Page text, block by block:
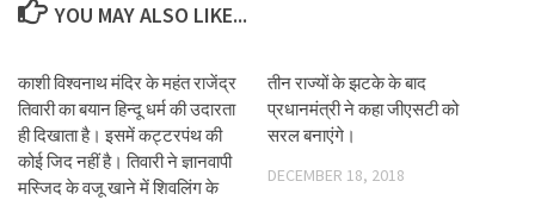
YOU MAY ALSO LIKE...
काशी विश्वनाथ मंदिर के महंत राजेंद्र
तिवारी का बयान हिन्दू धर्म की उदारता
ही दिखाता है। इसमें कट्टरपंथ की
कोई जिद नहीं है। तिवारी ने ज्ञानवापी
मस्जिद के वजू खाने में शिवलिंग के
तीन राज्यों के झटके के बाद
प्रधानमंत्री ने कहा जीएसटी को
सरल बनाएंगे।
DECEMBER 18, 2018